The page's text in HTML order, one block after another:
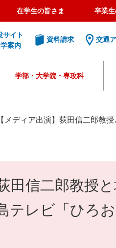
在学生の皆さま 卒業
サイト
案内
資料請求 交通
学部・大学院・専攻科
【メディア出演】荻田信二郎教
田信二郎教授
テレビ「ひろ